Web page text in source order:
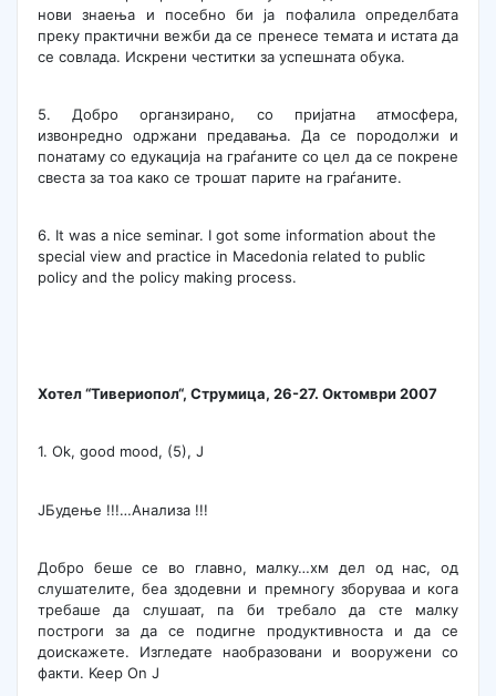
нови знаења и посебно би ја пофалила определбата
преку практични вежби да се пренесе темата и истата да
се совлада. Искрени честитки за успешната обука.
5. Добро органзирано, со пријатна атмосфера,
извонредно одржани предавања. Да се породолжи и
понатаму со едукација на граѓаните со цел да се покрене
свеста за тоа како се трошат парите на граѓаните.
6. It was a nice seminar. I got some information about the
special view and practice in Macedonia related to public
policy and the policy making process.
Хотел“Тивериопол“, Струмица, 26-27. Октомври 2007
1. Ok, good mood, (5), J
JБудење !!!…Анализа !!!
Добро беше се во главно, малку…хм дел од нас, од
слушателите, беа здодевни и премногу зборуваа и кога
требаше да слушаат, па би требало да сте малку
построги за да се подигне продуктивноста и да се
доискажете. Изгледате наобразовани и вооружени со
факти. Keep On J